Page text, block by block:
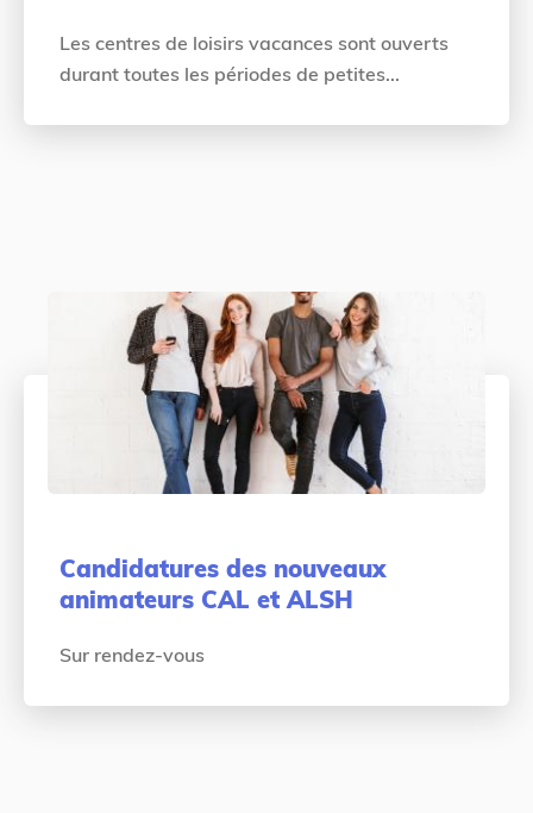
Les centres de loisirs vacances sont ouverts
durant toutes les périodes de petites...
Candidatures des nouveaux
animateurs CAL et ALSH
Sur rendez-vous